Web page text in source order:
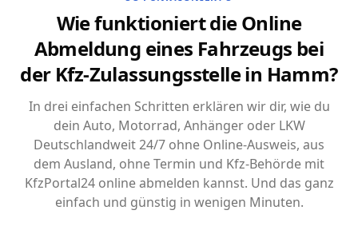
Wie funktioniert die Online
Abmeldung eines Fahrzeugs bei
der Kfz-Zulassungsstelle in Hamm?
In drei einfachen Schritten erklären wir dir, wie du
dein Auto, Motorrad, Anhänger oder LKW
Deutschlandweit 24/7 ohne Online-Ausweis, aus
dem Ausland, ohne Termin und Kfz-Behörde mit
KfzPortal24 online abmelden kannst. Und das ganz
einfach und günstig in wenigen Minuten.